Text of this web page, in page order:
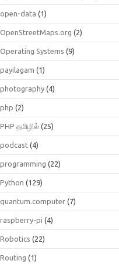
open-data (1)
OpenStreetMaps.org (2)
Operating Systems (9)
payilagam (1)
photography (4)
php (2)
PHP தமிழில் (25)
podcast (4)
programming (22)
Python (129)
quantum.computer (7)
raspberry-pi (4)
Robotics (22)
Routing (1)